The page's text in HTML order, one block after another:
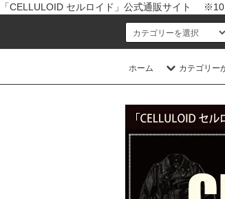
「CELLULOID セルロイド」公式通販サイト
ホーム カテゴリー